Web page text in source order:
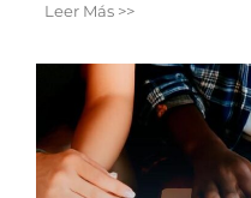
Leer Más >>